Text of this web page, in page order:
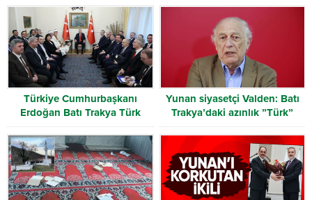
Türkiye Cumhurbaşkanı
Erdoğan Batı Trakya Türk
Heyetini kabul etti
Yunan siyasetçi Valden: Batı
Trakya’daki azınlık ”Türk”
olarak tanınmalı